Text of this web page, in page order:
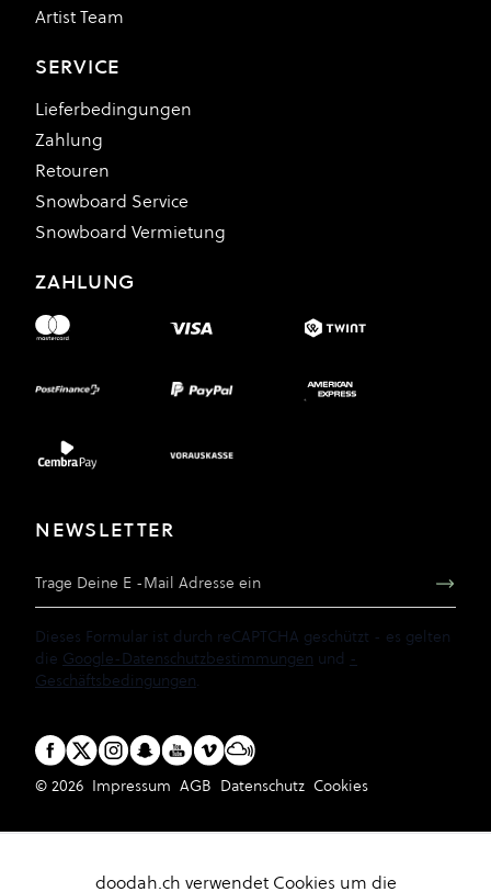
Artist Team
SERVICE
Lieferbedingungen
Zahlung
Retouren
Snowboard Service
Snowboard Vermietung
ZAHLUNG
NEWSLETTER
Dieses Formular ist durch reCAPTCHA geschützt - es gelten
die Google-Datenschutzbestimmungen und -
Geschäftsbedingungen.
© 2026 Impressum AGB Datenschutz Cookies
doodah.ch verwendet Cookies um die